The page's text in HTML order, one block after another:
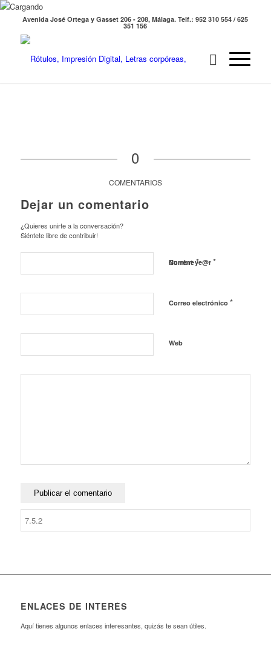
Avenida José Ortega y Gasset 206 - 208, Málaga. Telf.: 952 310 554 / 625
351 156
0
COMENTARIOS
Dejar un comentario
¿Quieres unirte a la conversación?
Siéntete libre de contribuir!
Nombre*
Correo electrónico *
Web
Current ye@r *
ENLACES DE INTERÉS
Aquí tienes algunos enlaces interesantes, quizás te sean útiles.